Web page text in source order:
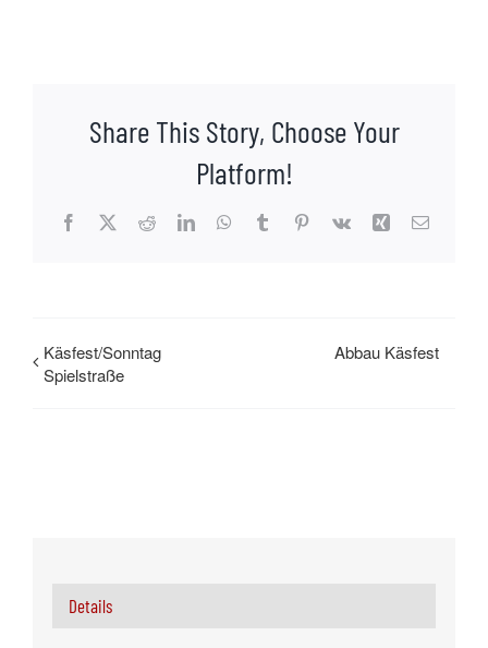
Share This Story, Choose Your
Platform!
Facebook
X RedditLinkedInWhatsApp
TumblrPinterest
Vk Xing E-
Käsfest/Sonntag
Spielstraße
Abbau Käsfest
Details